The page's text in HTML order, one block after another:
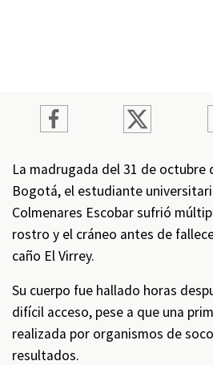
La madrugada del 31 de octubre
Bogotá, el estudiante
Colmenares Escobar sufrió
rostro y el cráneo antes de
caño El Virrey.
Su cuerpo fue hallado horas
difícil acceso, pese a que una
realizada por organismos de
resultados.